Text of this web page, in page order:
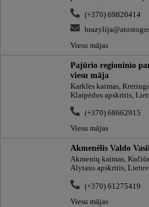
(+370) 69820414
Viesu mājas
Pajūrio regioninio
viesu māja
Karklės kaimas,
Klaipėdos apskritis,
(+370) 68662915
Viesu mājas
Akmenėlis Valdo
Akmenių kaimas,
Alytaus apskritis,
(+370) 61275419
Viesu mājas